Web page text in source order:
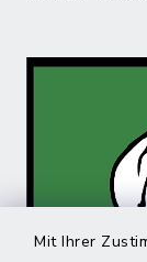
Mit Ihrer